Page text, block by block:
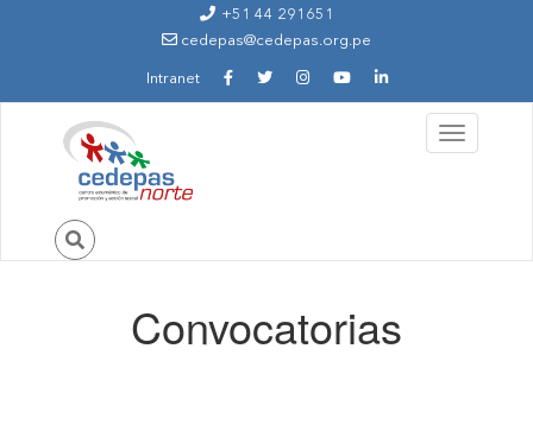
+51 44 291651
cedepas@cedepas.org.pe
Intranet
Toggle
navigation
Usted está aquíConvocatorias